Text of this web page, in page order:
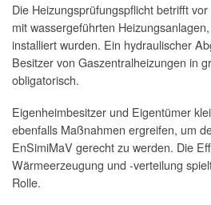
Die Heizungsprüfungspflicht betrifft
mit wassergeführten
installiert wurden. Ein hydraulischer
Besitzer von Gaszentralheizungen in
obligatorisch.
Eigenheimbesitzer und Eigentümer
ebenfalls Maßnahmen ergreifen, um
EnSimiMaV gerecht zu werden. Die
Wärmeerzeugung und -verteilung
Rolle.